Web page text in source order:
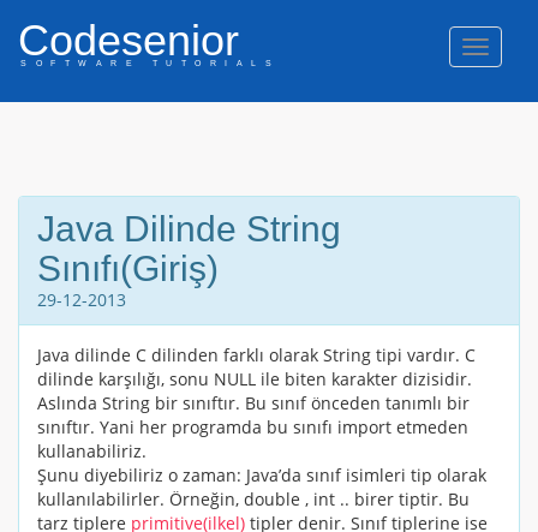
Codesenior
SOFTWARE TUTORIALS
Java Dilinde String
Sınıfı(Giriş)
29-12-2013
Java dilinde C dilinden farklı olarak String tipi vardır. C
dilinde karşılığı, sonu NULL ile biten karakter dizisidir.
Aslında String bir sınıftır. Bu sınıf önceden tanımlı bir
sınıftır. Yani her programda bu sınıfı import etmeden
kullanabiliriz.
Şunu diyebiliriz o zaman: Java’da sınıf isimleri tip olarak
kullanılabilirler. Örneğin, double , int .. birer tiptir. Bu
tarz tiplere primitive(ilkel) tipler denir. Sınıf tiplerine ise